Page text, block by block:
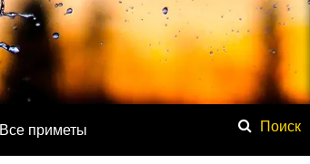
Все приметы